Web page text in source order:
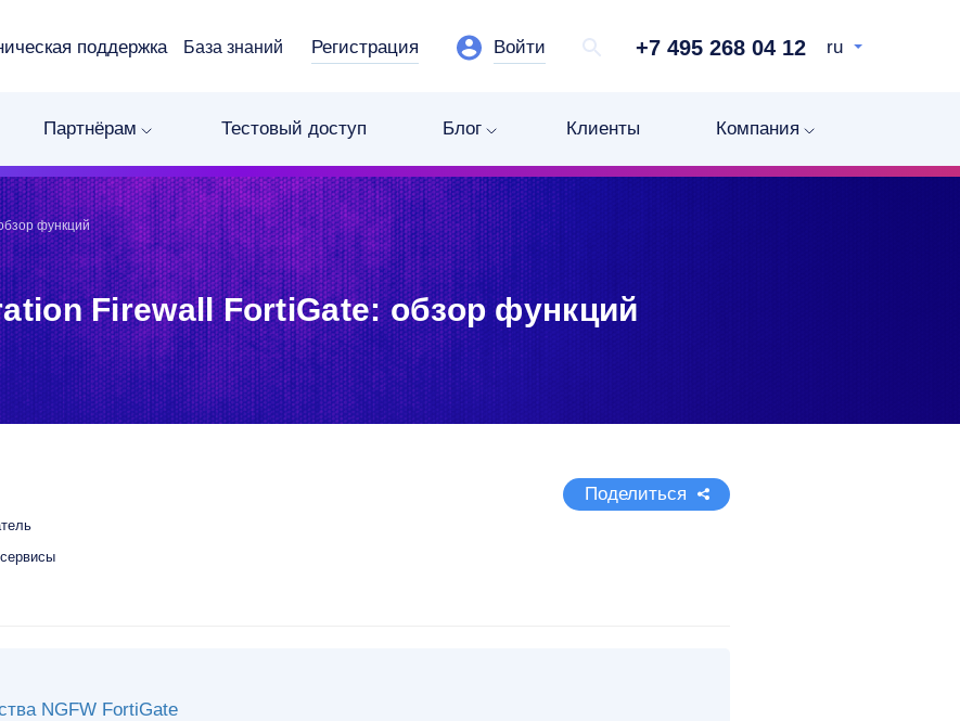
поддержка База знаний Регистрация Войти +7 495 268 04 12 ru
Партнёрам Тестовый доступ Блог Клиенты Компания
функций
Firewall FortiGate: обзор функций
Поделиться
NGFW FortiGate